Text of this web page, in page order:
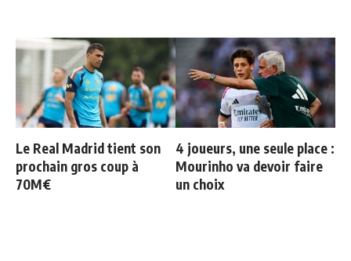
Le Real Madrid tient son
prochain gros coup à
70M€
4 joueurs, une seule place :
Mourinho va devoir faire
un choix